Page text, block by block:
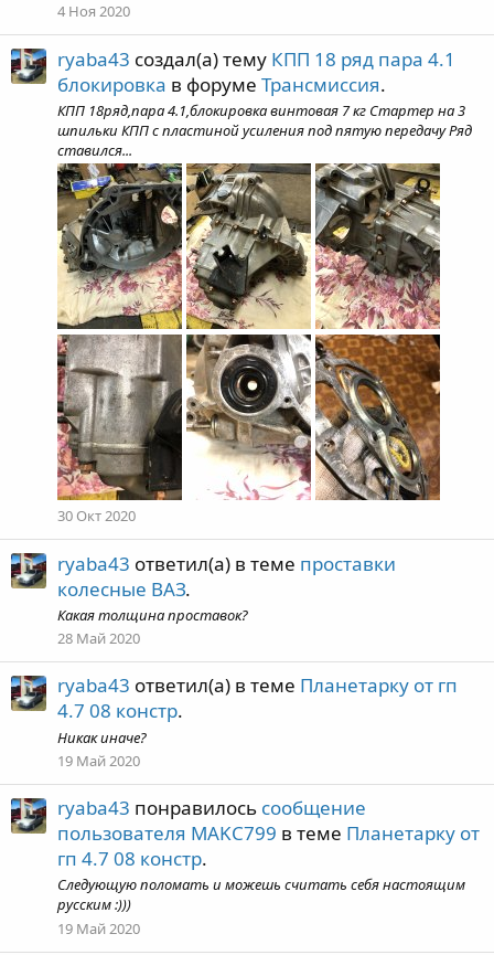
4 Ноя 2020
ryaba43 создал(а) тему КПП 18 ряд пара 4.1
блокировка в форуме Трансмиссия.
КПП 18ряд,пара 4.1,блокировка винтовая 7 кг Стартер на 3
шпильки КПП с пластиной усиления под пятую передачу Ряд
ставился...
30 Окт 2020
ryaba43 ответил(а) в теме проставки
колесные ВАЗ.
Какая толщина проставок?
28 Май 2020
ryaba43 ответил(а) в теме Планетарку от гп
4.7 08 констр.
Никак иначе?
19 Май 2020
ryaba43 понравилось сообщение
пользователя MAKC799 в теме Планетарку от
гп 4.7 08 констр.
Следующую поломать и можешь считать себя настоящим
русским :)))
19 Май 2020